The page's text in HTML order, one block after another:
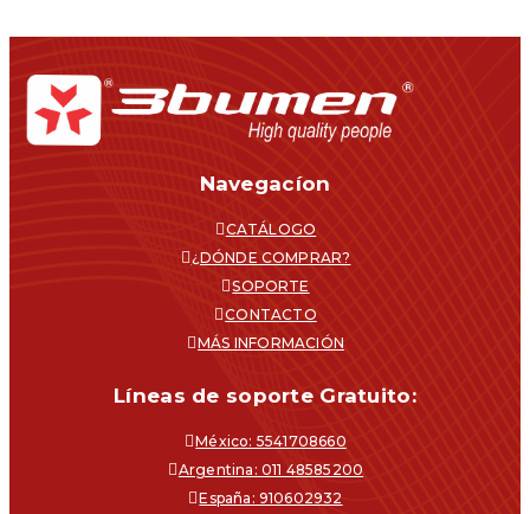
Navegacíon
CATÁLOGO
¿DÓNDE COMPRAR?
SOPORTE
CONTACTO
MÁS INFORMACIÓN
Líneas de soporte Gratuito:
México: 5541708660
Argentina: 011 48585200
España: 910602932